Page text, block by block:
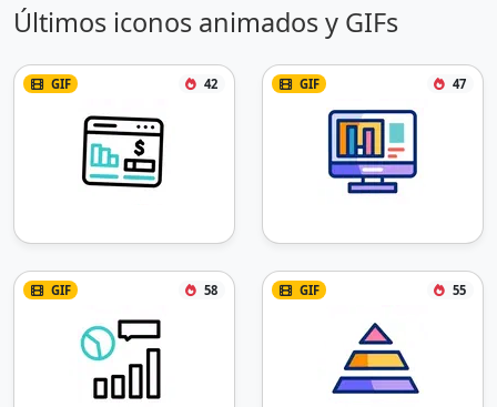
Últimos iconos animados y GIFs
GIF 42 GIF 47
GIF 58 GIF 55